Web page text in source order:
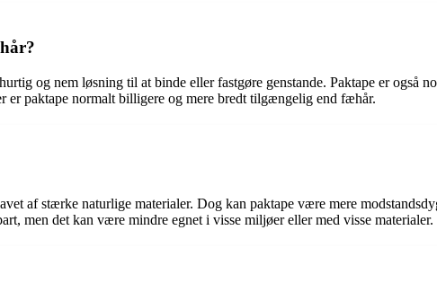
og nem løsning til at binde eller fastgøre genstande. Paktape er også
er paktape normalt billigere og mere bredt tilgængelig end fæhår.
af stærke naturlige materialer. Dog kan paktape være mere
men det kan være mindre egnet i visse miljøer eller med visse materialer.